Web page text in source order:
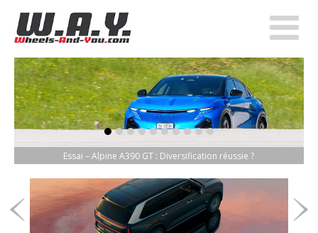
Essai – Alpine A390 GT : Diversification réussie ?
item-0
item-1
item-2
item-3
item-4
item-5
item-6
item-7
item-8
item-9